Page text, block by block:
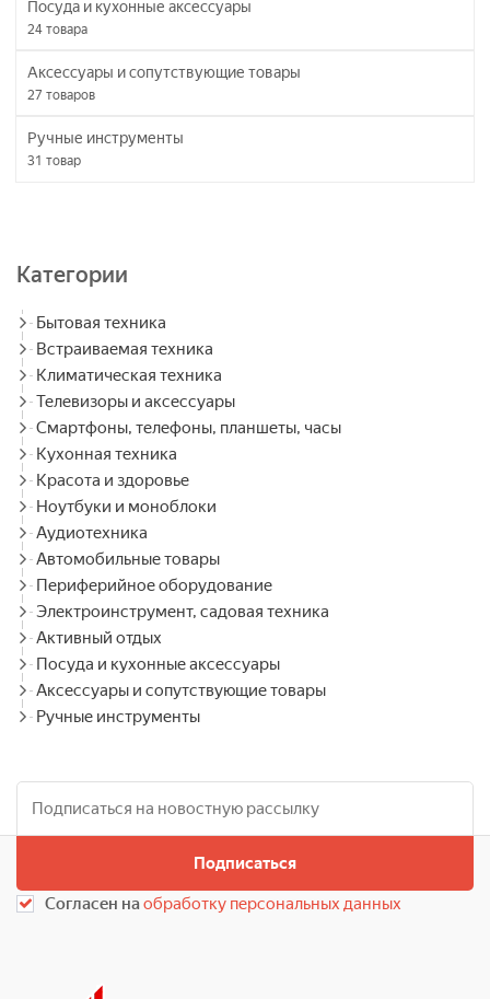
Посуда и кухонные аксессуары
24 товара
Аксессуары и сопутствующие товары
27 товаров
Ручные инструменты
31 товар
Категории
Бытовая техника
Встраиваемая техника
Климатическая техника
Телевизоры и аксессуары
Смартфоны, телефоны, планшеты, часы
Кухонная техника
Красота и здоровье
Ноутбуки и моноблоки
Аудиотехника
Автомобильные товары
Периферийное оборудование
Электроинструмент, садовая техника
Активный отдых
Посуда и кухонные аксессуары
Аксессуары и сопутствующие товары
Ручные инструменты
Подписаться
Согласен наобработку персональных данных